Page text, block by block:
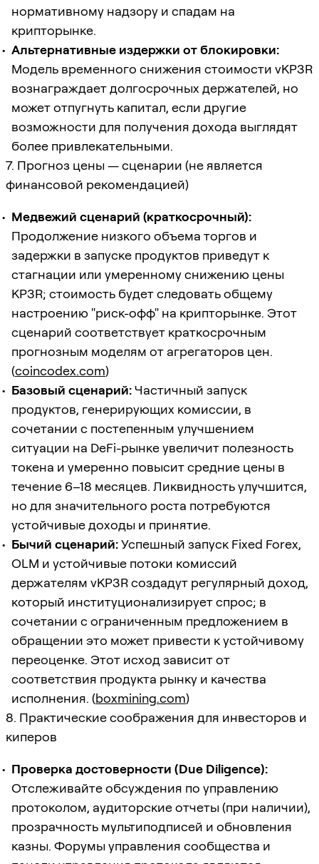
нормативному надзору и спадам на
крипторынке.
Альтернативные издержки от блокировки:
Модель временного снижения стоимости vKP3R
вознаграждает долгосрочных держателей, но
может отпугнуть капитал, если другие
возможности для получения дохода выглядят
более привлекательными.
7. Прогноз цены — сценарии (не является
финансовой рекомендацией)
Медвежий сценарий (краткосрочный):
Продолжение низкого объема торгов и
задержки в запуске продуктов приведут к
стагнации или умеренному снижению цены
KP3R; стоимость будет следовать общему
настроению "риск-офф" на крипторынке. Этот
сценарий соответствует краткосрочным
прогнозным моделям от агрегаторов цен.
(coincodex.com)
Базовый сценарий:Частичный запуск
продуктов, генерирующих комиссии, в
сочетании с постепенным улучшением
ситуации на DeFi-рынке увеличит полезность
токена и умеренно повысит средние цены в
течение 6–18 месяцев. Ликвидность улучшится,
но для значительного роста потребуются
устойчивые доходы и принятие.
Бычий сценарий:Успешный запуск Fixed Forex,
OLM и устойчивые потоки комиссий
держателям vKP3R создадут регулярный доход,
который институционализирует спрос; в
сочетании с ограниченным предложением в
обращении это может привести к устойчивому
переоценке. Этот исход зависит от
соответствия продукта рынку и качества
исполнения. (boxmining.com)
8. Практические соображения для инвесторов и
киперов
Проверка достоверности (Due Diligence):
Отслеживайте обсуждения по управлению
протоколом, аудиторские отчеты (при наличии),
прозрачность мультиподписей и обновления
казны. Форумы управления сообщества и